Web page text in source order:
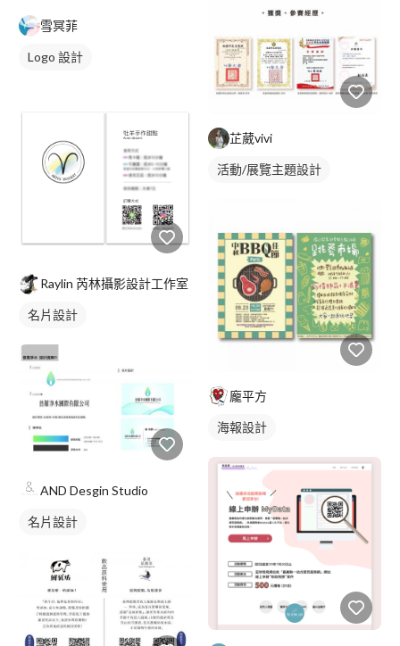
雪冥菲
Logo 設計
Raylin 芮林攝影設計工作室
名片設計
AND Desgin Studio
名片設計
芷葳vivi
活動/展覽主題設計
龐平方
海報設計